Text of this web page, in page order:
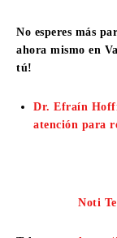
No esperes más
ahora mismo en
tú!
Dr. Efraín
atención para
Noti